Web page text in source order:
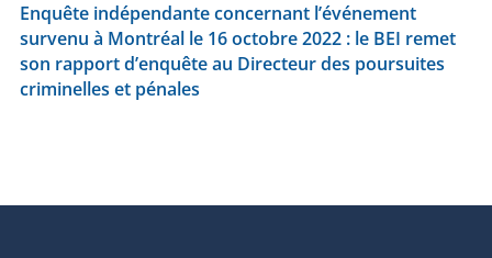
Enquête indépendante concernant l’événement
survenu à Montréal le 16 octobre 2022 : le BEI remet
son rapport d’enquête au Directeur des poursuites
criminelles et pénales